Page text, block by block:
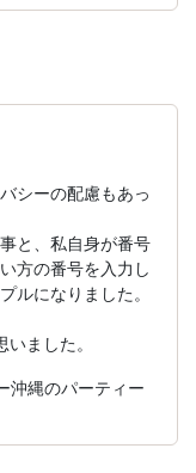
シーの配慮もあっ
と、私自身が番号
方の番号を入力し
ルになりました。
ました。
縄のパーティー